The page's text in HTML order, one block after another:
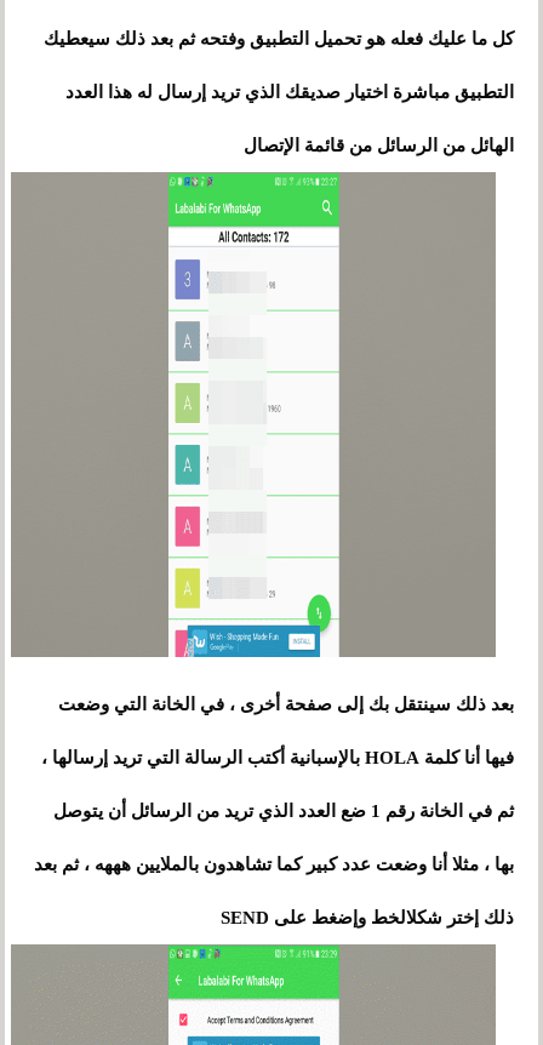
كل ما عليك فعله هو تحميل التطبيق وفتحه ثم بعد ذلك سيعطيك
التطبيق مباشرة اختيار صديقك الذي تريد إرسال له هذا العدد
الهائل من الرسائل من قائمة الإتصال
بعد ذلك سينتقل بك إلى صفحة أخرى،في الخانة التي وضعت
فيها أنا كلمة HOLA بالإسبانية أكتب الرسالة التي تريد إرسالها ،
ثم في الخانة رقم 1 ضع العدد الذي تريد من الرسائل أن يتوصل
بها ، مثلا أنا وضعت عدد كبير كما تشاهدون بالملايين هههه ، ثم بعد
ذلك إختر شكلالخط وإضغط على SEND